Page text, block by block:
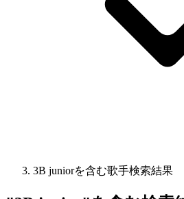
3B juniorを含む歌手検索結果